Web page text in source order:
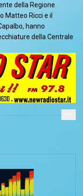
della Regione
Matteo Ricci e il
hanno
della Centrale